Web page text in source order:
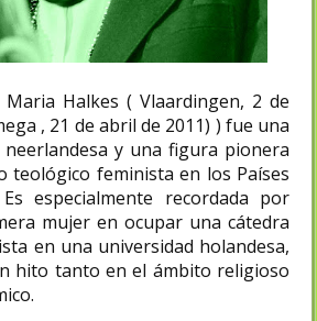
Maria Halkes ( Vlaardingen, 2 de
, 21 de abril de 2011) ) fue una
y una figura pionera
teológico feminista en los Países
especialmente recordada por
mujer en ocupar una cátedra
en una universidad holandesa,
hito tanto en el ámbito religioso